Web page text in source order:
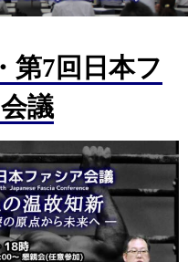
第7回日本フ
議